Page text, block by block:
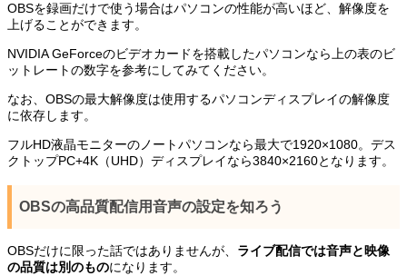
OBSを録画だけで使う場合はパソコンの性能が高いほど、解像度を
上げることができます。
NVIDIA GeForceのビデオカードを搭載したパソコンなら上の表のビ
ットレートの数字を参考にしてみてください。
なお、OBSの最大解像度は使用するパソコンディスプレイの解像度
に依存します。
フルHD液晶モニターのノートパソコンなら最大で1920×1080。デス
クトップPC+4K（UHD）ディスプレイなら3840×2160となります。
OBSの高品質配信用音声の設定を知ろう
OBSだけに限った話ではありませんが、 ライブ配信では音声と映像
の品質は別のものになります。